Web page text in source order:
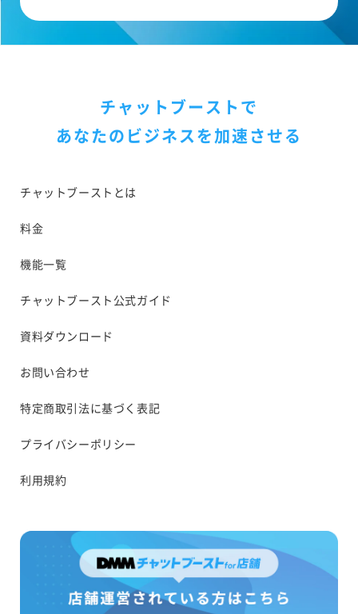
チャットブーストで
あなたのビジネスを加速させる
チャットブーストとは
料金
機能一覧
チャットブースト公式ガイド
資料ダウンロード
お問い合わせ
特定商取引法に基づく表記
プライバシーポリシー
利用規約